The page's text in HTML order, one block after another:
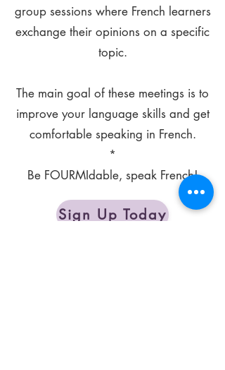
group sessions where French learners
exchange their opinions on a specific
topic.
The main goal of these meetings is to
improve your language skills and get
comfortable speaking in French.
*
Be FOURMIdable, speak French!
Sign Up Today